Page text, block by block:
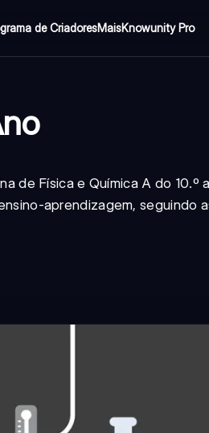
de CriadoresMaisKnowunity Pro
de Física e Química A do 10.º
aprendizagem, seguindo